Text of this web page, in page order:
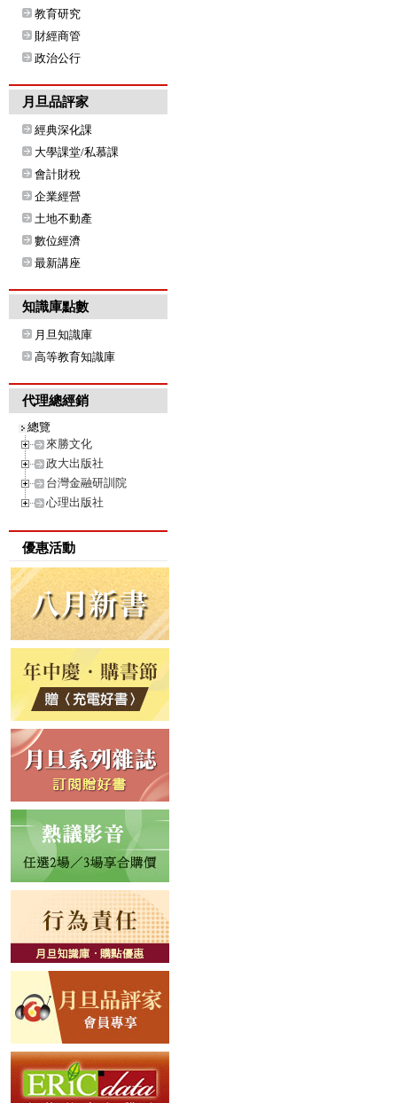
教育研究
財經商管
政治公行
月旦品評家
經典深化課
大學課堂/私慕課
會計財稅
企業經營
土地不動產
數位經濟
最新講座
知識庫點數
月旦知識庫
高等教育知識庫
代理總經銷
總覽
來勝文化
政大出版社
台灣金融研訓院
心理出版社
優惠活動